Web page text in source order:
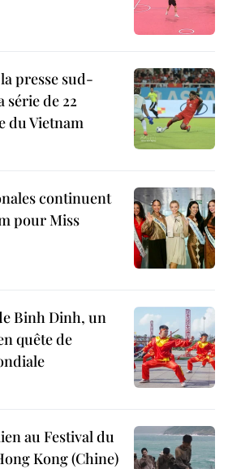
presse sud-
série de 22
du Vietnam
continuent
pour Miss
Binh Dinh, un
quête de
au Festival du
Kong (Chine)